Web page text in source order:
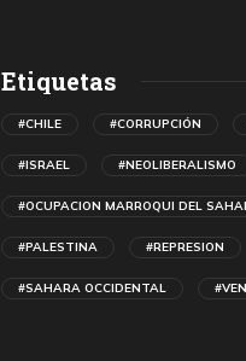
Etiquetas
#CHILE #CORRUPCIÓN
#ISRAEL #NEOLIBERALISMO
#OCUPACION MARROQUI DEL
#PALESTINA #REPRESION
#SAHARA OCCIDENTAL